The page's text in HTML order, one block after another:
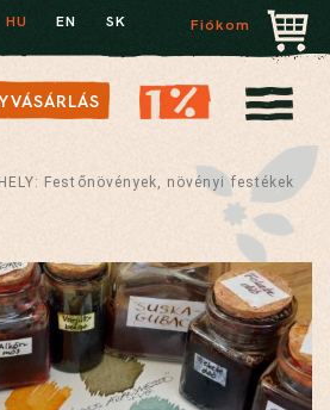
HU EN SK Fiókom
Festőnövények, növényi festékek